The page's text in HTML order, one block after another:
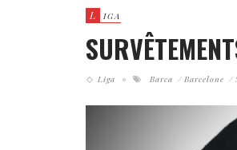
L IGA
Liga Barca Barcelone